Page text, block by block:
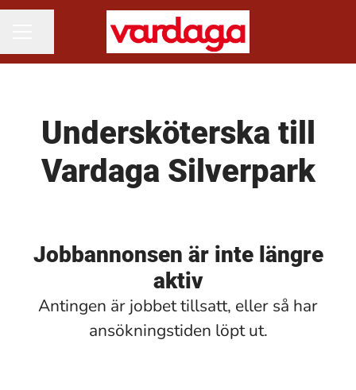
Undersköterska till
Vardaga Silverpark
Jobbannonsen är inte längre
aktiv
Antingen är jobbet tillsatt, eller så har
ansökningstiden löpt ut.